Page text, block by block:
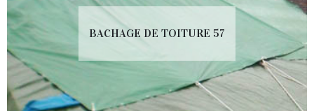
BACHAGE DE TOITURE 57